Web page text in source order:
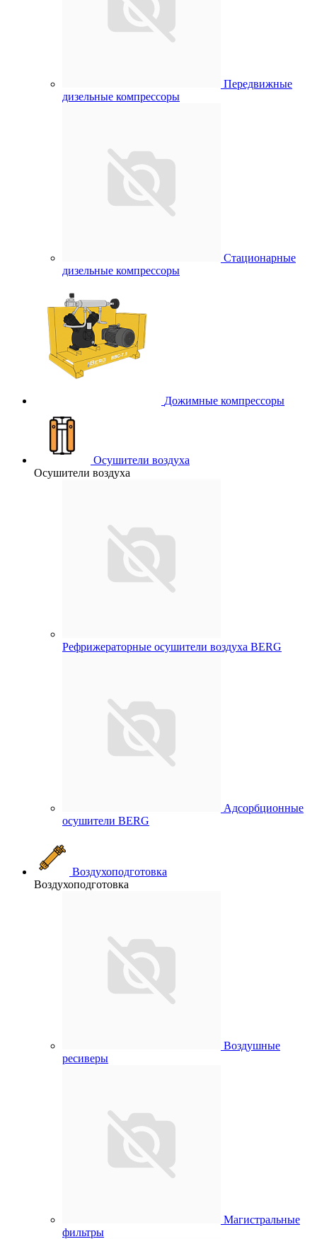
Передвижные
дизельные компрессоры
Стационарные
дизельные компрессоры
Дожимные компрессоры
Осушители воздуха
Осушители воздуха
Рефрижераторные осушители воздуха BERG
Адсорбционные
осушители BERG
Воздухоподготовка
Воздухоподготовка
Воздушные
ресиверы
Магистральные
фильтры